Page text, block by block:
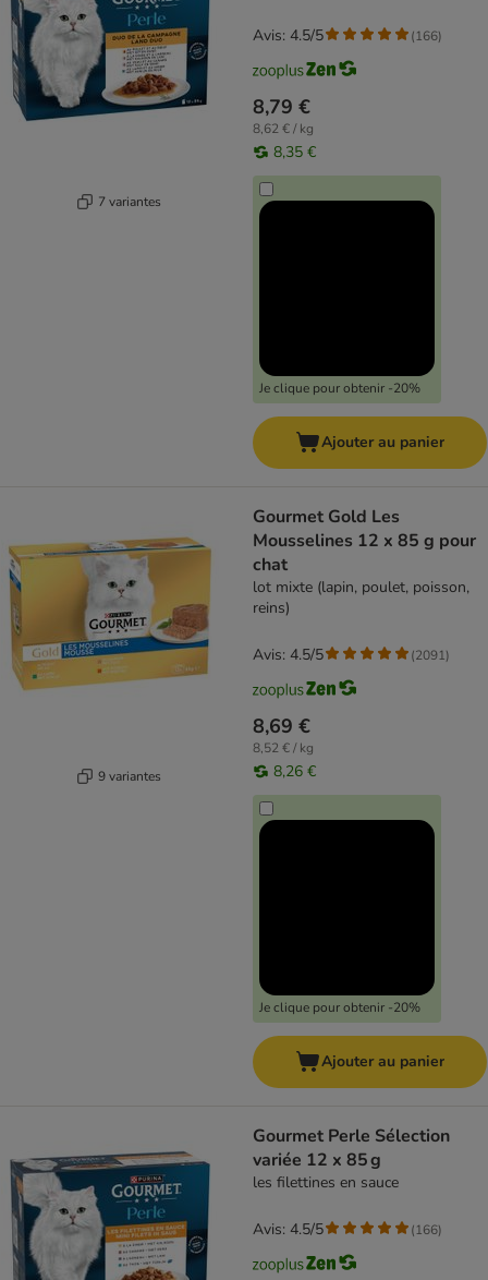
7 variantes
8,79 €
8,62 € / kg
8,35 €
Je clique pour obtenir -20%
Avis: 4.5/5 (166)
Ajouter au panier
9 variantes
Gourmet Gold Les
Mousselines 12 x 85 g pour
chat
lot mixte (lapin, poulet, poisson,
reins)
8,69 €
8,52 € / kg
8,26 €
Je clique pour obtenir -20%
Avis: 4.5/5 (2091)
Ajouter au panier
Gourmet Perle Sélection
variée 12 x 85 g
les filettines en sauce
Avis: 4.5/5 (166)